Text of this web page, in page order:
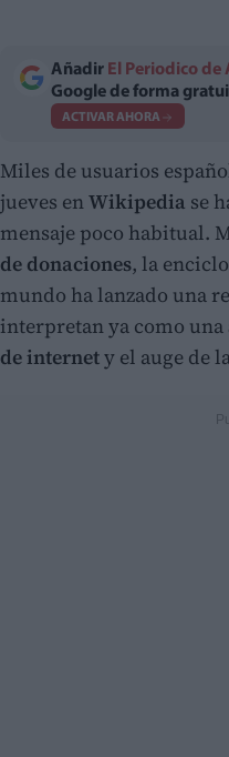
Añadir El Periodico de
Google de forma
ACTIVAR AHORA
Miles de usuarios
jueves enWikipedia se
mensaje poco habitual.
de donaciones, la
mundo ha lanzado una
interpretan ya como una
de internety el auge de